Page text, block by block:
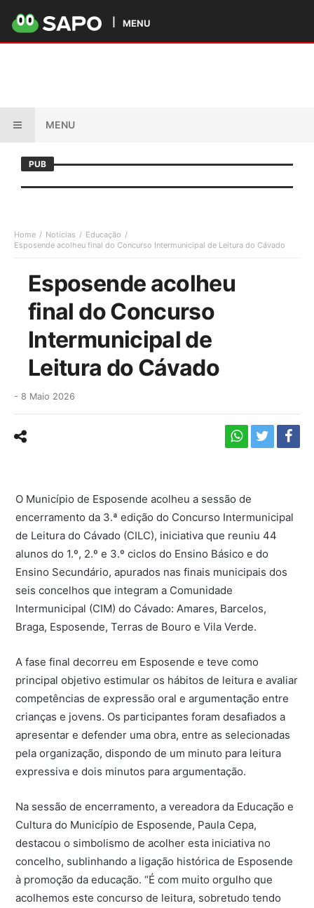
MENU
MENU
PUB
Home Notícias
Educação
Esposende acolheu final do Concurso Intermunicipal de Leitura do Cávado
Esposende acolheu
final do Concurso
Intermunicipal de
Leitura do Cávado
- 8 Maio 2026
O Município de Esposende acolheu a sessão de
encerramento da 3.ª edição do Concurso Intermunicipal
de Leitura do Cávado (CILC), iniciativa que reuniu 44
alunos do 1.º, 2.º e 3.º ciclos do Ensino Básico e do
Ensino Secundário, apurados nas finais municipais dos
seis concelhos que integram a Comunidade
Intermunicipal (CIM) do Cávado: Amares, Barcelos,
Braga, Esposende, Terras de Bouro e Vila Verde.
A fase final decorreu em Esposende e teve como
principal objetivo estimular os hábitos de leitura e avaliar
competências de expressão oral e argumentação entre
crianças e jovens. Os participantes foram desafiados a
apresentar e defender uma obra, entre as selecionadas
pela organização, dispondo de um minuto para leitura
expressiva e dois minutos para argumentação.
Na sessão de encerramento, a vereadora da Educação e
Cultura do Município de Esposende, Paula Cepa,
destacou o simbolismo de acolher esta iniciativa no
concelho, sublinhando a ligação histórica de Esposende
à promoção da educação. “É com muito orgulho que
acolhemos este concurso de leitura, sobretudo tendo